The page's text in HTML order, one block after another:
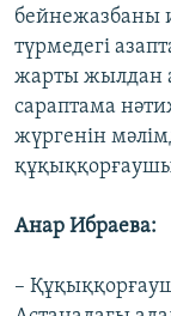
бейнежазбаны
түрмедегі
жарты жылдан
сараптама
жүргенін
Анар Ибраева:
–